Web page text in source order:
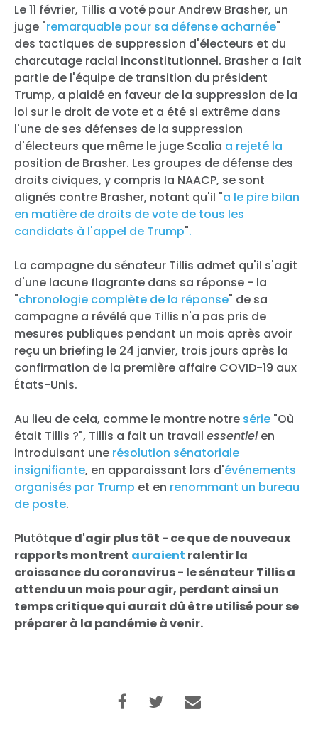
Le 11 février, Tillis a voté pour Andrew Brasher, un
juge "remarquable pour sa défense acharnée"
des tactiques de suppression d'électeurs et du
charcutage racial inconstitutionnel. Brasher a fait
partie de l'équipe de transition du président
Trump, a plaidé en faveur de la suppression de la
loi sur le droit de vote et a été si extrême dans
l'une de ses défenses de la suppression
d'électeurs que même le juge Scalia a rejeté la
position de Brasher. Les groupes de défense des
droits civiques, y compris la NAACP, se sont
alignés contre Brasher, notant qu'il "a le pire bilan
en matière de droits de vote de tous les
candidats à l'appel de Trump".
La campagne du sénateur Tillis admet qu'il s'agit
d'une lacune flagrante dans sa réponse - la
"chronologie complète de la réponse" de sa
campagne a révélé que Tillis n'a pas pris de
mesures publiques pendant un mois après avoir
reçu un briefing le 24 janvier, trois jours après la
confirmation de la première affaire COVID-19 aux
États-Unis.
Au lieu de cela, comme le montre notre série "Où
était Tillis ?", Tillis a fait un travail essentielen
introduisant une résolution sénatoriale
insignifiante, en apparaissant lors d'événements
organisés par Trump et en renommant un bureau
de poste.
Plutôtque d'agir plus tôt - ce que de nouveaux
rapports montrent auraient ralentir la
croissance du coronavirus - le sénateur Tillis a
attendu un mois pour agir, perdant ainsi un
temps critique qui aurait dû être utilisé pour se
préparer à la pandémie à venir.